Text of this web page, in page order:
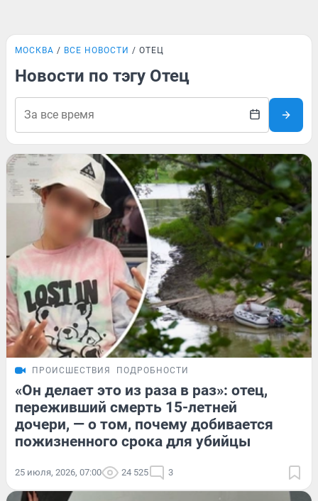
МОСКВА ВСЕ НОВОСТИ ОТЕЦ
Новости по тэгу Отец
ПРОИСШЕСТВИЯ ПОДРОБНОСТИ
«Он делает это из раза в раз»: отец,
переживший смерть 15-летней
дочери, — о том, почему добивается
пожизненного срока для убийцы
25 июля, 2026, 07:00 24 525 3